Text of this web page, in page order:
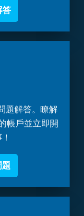
答
題解答。瞭解
帳戶並立即開